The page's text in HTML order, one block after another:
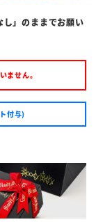
し」のままでお願い
ません。
付与)